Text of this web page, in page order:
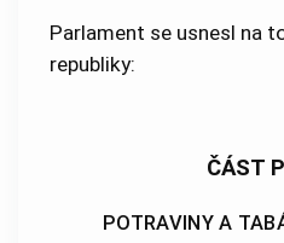
Parlament se usnesl na
republiky:
ČÁST
POTRAVINY A